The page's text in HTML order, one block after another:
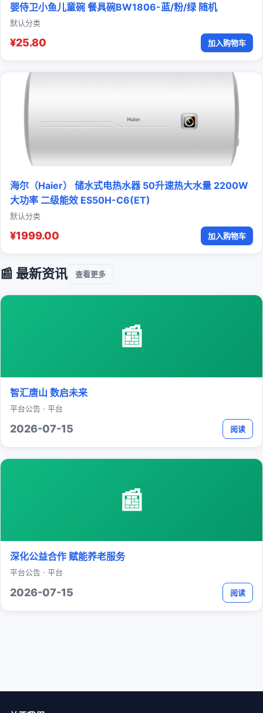
婴侍卫小鱼儿童碗 餐具碗BW1806-蓝/粉/绿 随机
默认分类
¥25.80 加入购物车
海尔（Haier） 储水式电热水器 50升速热大水量 2200W
大功率 二级能效 ES50H-C6(ET)
默认分类
¥1999.00 加入购物车
📰 最新资讯 查看更多
📰
智汇唐山 数启未来
平台公告 · 平台
2026-07-15 阅读
📰
深化公益合作 赋能养老服务
平台公告 · 平台
2026-07-15 阅读